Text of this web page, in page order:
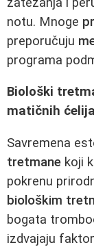
notu. Mnoge
preporučuju
programa
Biološki
matičnih ćelija
Savremena
tretmane koji
pokrenu
biološkim
bogata
izdvajaju